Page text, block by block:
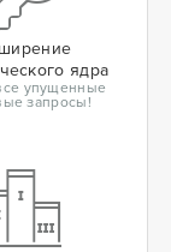
ядра
упущенные
запросы!